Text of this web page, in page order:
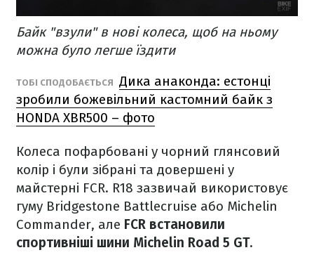
Байк "взули" в нові колеса, щоб на ньому
можна було легше їздити
ТОБІ СПОДОБАЄТЬСЯ Дика анаконда: естонці
зробили божевільний кастомний байк з
HONDA XBR500 – фото
Колеса пофарбовані у чорний глянсовий
колір і були зібрані та довершені у
майстерні FCR. R18 зазвичай використовує
гуму Bridgestone Battlecruise або Michelin
Commander, але FCR встановили
спортивніші шини Michelin Road 5 GT.